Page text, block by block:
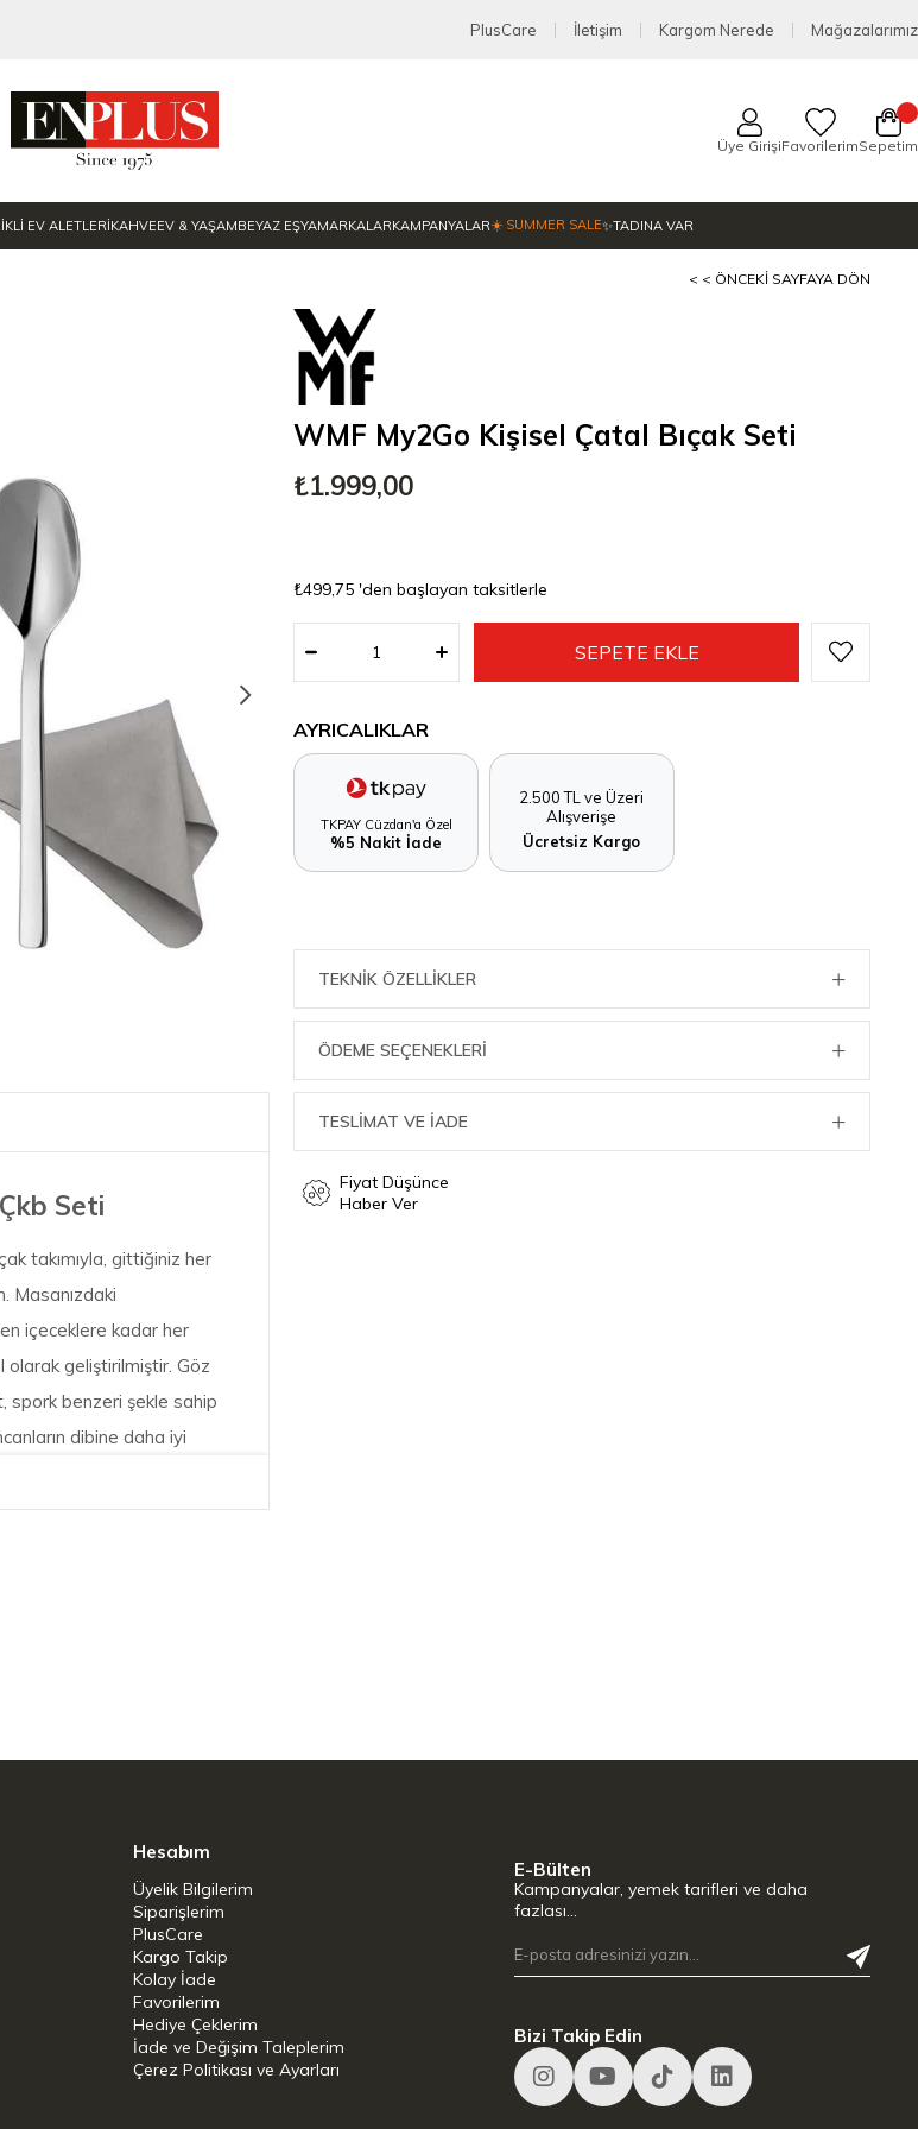
PlusCare İletişim Kargom Nerede Mağazalarımız
Üye GirişiFavorilerimSepetim
EV ALETLERİKAHVEEV & YAŞAMBEYAZ EŞYAMARKALARKAMPANYALAR☀️ SUMMER SALE✨TADINA VAR
< < ÖNCEKI SAYFAYA DÖN
Seti
takımıyla, gittiğiniz her
Masanızdaki
içeceklere kadar her
olarak geliştirilmiştir. Göz
spork benzeri şekle sahip
dibine daha iyi
meyve suları için
mükemmel bir cevap
WMF My2Go Kişisel Çatal Bıçak Seti
₺1.999,00
₺499,75 'den başlayan taksitlerle
AYRICALIKLAR
TKPAY Cüzdan'a Özel
%5 Nakit İade
2.500 TL ve Üzeri
Alışverişe
Ücretsiz Kargo
TEKNIK ÖZELLIKLER
ÖDEME SEÇENEKLERI
TESLİMAT VE İADE
Fiyat Düşünce
Haber Ver
Hesabım
Üyelik Bilgilerim
Siparişlerim
PlusCare
Kargo Takip
Kolay İade
Favorilerim
Hediye Çeklerim
İade ve Değişim Taleplerim
Çerez Politikası ve Ayarları
E-Bülten
Kampanyalar, yemek tarifleri ve daha
fazlası…
Bizi Takip Edin